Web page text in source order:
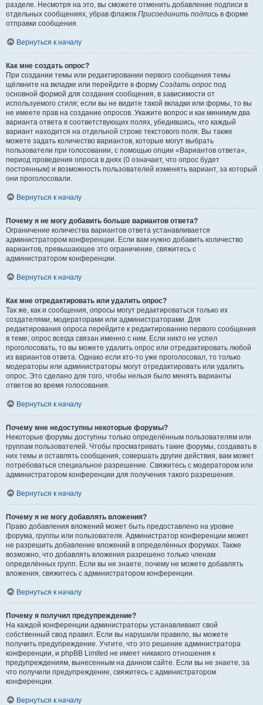
разделе. Несмотря на это, вы сможете отменить добавление подписи в
отдельных сообщениях, убрав флажок Присоединить подпись в форме
отправки сообщения.
Вернуться к началу
Как мне создать опрос?
При создании темы или редактировании первого сообщения темы
щёлкните на вкладке или перейдите в форму Создать опрос под
основной формой для создания сообщения, в зависимости от
используемого стиля; если вы не видите такой вкладки или формы, то вы
не имеете прав на создание опросов. Укажите вопрос и как минимум два
варианта ответа в соответствующих полях, убедившись, что каждый
вариант находится на отдельной строке текстового поля. Вы также
можете задать количество вариантов, которые могут выбрать
пользователи при голосовании, с помощью опции «Вариантов ответа»,
период проведения опроса в днях (0 означает, что опрос будет
постоянным) и возможность пользователей изменять вариант, за который
они проголосовали.
Вернуться к началу
Почему я не могу добавить больше вариантов ответа?
Ограничение количества вариантов ответа устанавливается
администратором конференции. Если вам нужно добавить количество
вариантов, превышающее это ограничение, свяжитесь с
администратором конференции.
Вернуться к началу
Как мне отредактировать или удалить опрос?
Так же, как и сообщения, опросы могут редактироваться только их
создателями, модераторами или администраторами. Для
редактирования опроса перейдите к редактированию первого сообщения
в теме; опрос всегда связан именно с ним. Если никто не успел
проголосовать, то вы можете удалить опрос или отредактировать любой
из вариантов ответа. Однако если кто-то уже проголосовал, то только
модераторы или администраторы могут отредактировать или удалить
опрос. Это сделано для того, чтобы нельзя было менять варианты
ответов во время голосования.
Вернуться к началу
Почему мне недоступны некоторые форумы?
Некоторые форумы доступны только определённым пользователям или
группам пользователей. Чтобы просматривать такие форумы, создавать в
них темы и оставлять сообщения, совершать другие действия, вам может
потребоваться специальное разрешение. Свяжитесь с модератором или
администратором конференции для получения такого разрешения.
Вернуться к началу
Почему я не могу добавлять вложения?
Право добавления вложений может быть предоставлено на уровне
форума, группы или пользователя. Администратор конференции может
не разрешить добавление вложений в определённых форумах. Также
возможно, что добавлять вложения разрешено только членам
определённых групп. Если вы не знаете, почему не можете добавлять
вложения, свяжитесь с администратором конференции.
Вернуться к началу
Почему я получил предупреждение?
На каждой конференции администраторы устанавливают свой
собственный свод правил. Если вы нарушили правило, вы можете
получить предупреждение. Учтите, что это решение администратора
конференции, и phpBB Limited не имеет никакого отношения к
предупреждениям, вынесенным на данном сайте. Если вы не знаете, за
что получили предупреждение, свяжитесь с администратором
конференции.
Вернуться к началу